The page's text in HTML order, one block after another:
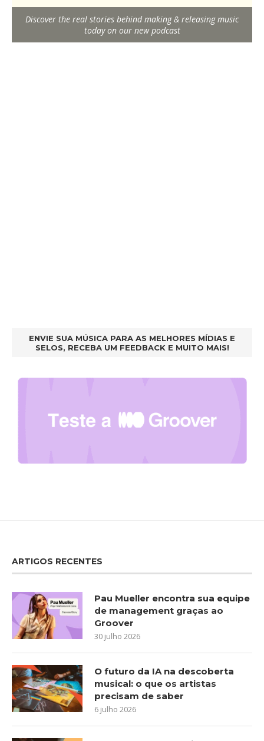
Discover the real stories behind making & releasing music
today on our new podcast
ENVIE SUA MÚSICA PARA AS MELHORES MÍDIAS E
SELOS, RECEBA UM FEEDBACK E MUITO MAIS!
ARTIGOS RECENTES
Pau Mueller encontra sua equipe
de management graças ao
Groover
30 julho 2026
O futuro da IA na descoberta
musical: o que os artistas
precisam de saber
6 julho 2026